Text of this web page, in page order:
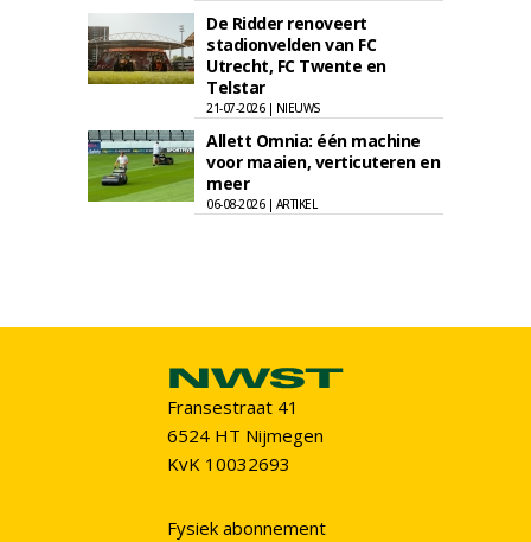
De Ridder renoveert
stadionvelden van FC
Utrecht, FC Twente en
Telstar
21-07-2026 | NIEUWS
Allett Omnia: één machine
voor maaien, verticuteren en
meer
06-08-2026 | ARTIKEL
Fransestraat 41
6524 HT Nijmegen
KvK 10032693
Fysiek abonnement